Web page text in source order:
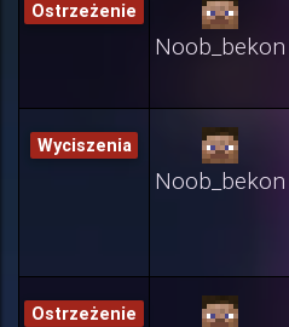
Ostrzeżenie
Noob_bekon
Wyciszenia
Noob_bekon
Ostrzeżenie